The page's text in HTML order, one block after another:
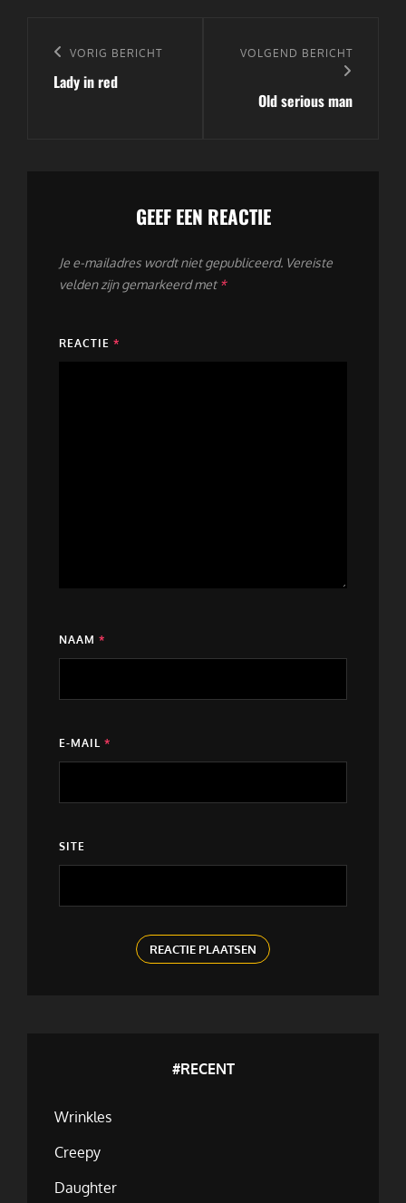
navigatie
Vorig
bericht
VORIG BERICHT
Lady in red
Volgend
VOLGEND BERICHT
Old serious man
GEEF EEN REACTIE
Je e-mailadres wordt niet gepubliceerd. Vereiste
velden zijn gemarkeerd met *
REACTIE *
NAAM *
E-MAIL *
SITE
#RECENT
Wrinkles
Creepy
Daughter